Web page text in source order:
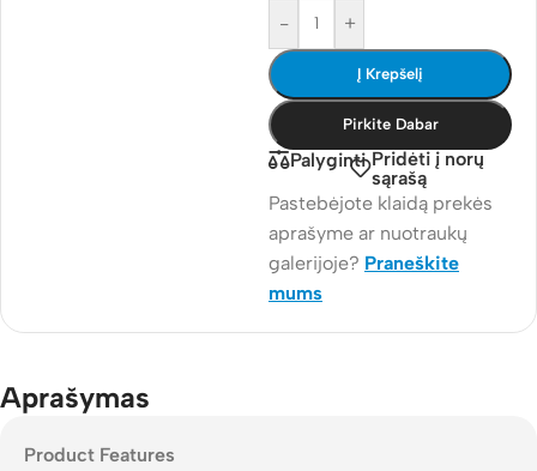
- +
Į Krepšelį
Pirkite Dabar
Palyginti Pridėti į norų
sąrašą
Pastebėjote klaidą prekės
aprašyme ar nuotraukų
galerijoje? Praneškite
mums
Aprašymas
Product Features